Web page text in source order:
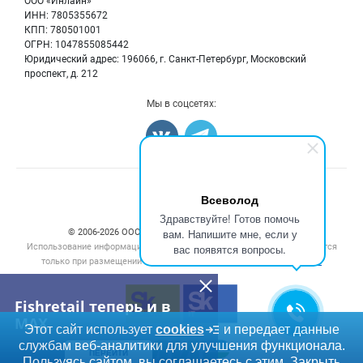
Всеволод
Здравствуйте! Готов помочь
вам. Напишите мне, если у
вас появятся вопросы.
Fishretail теперь и в
MAX
ПЕРЕЙТИ
ИНН: 7805355672
КПП: 780501001
ОГРН: 1047855085442
Юридический адрес: 196066, г. Санкт-Петербург, Московский
проспект, д. 212
Блог
Мы в соцсетях:
Счетчики, авторское право, логотипы
© 2006‑2026 ООО “Инлайн”. 12+ Все права защищены.
Использование информации, размещенной на данном сайте, допускается
только при размещении активной гиперссылки на сайт
fishretail.ru
Этот сайт использует cookies
и передает данные
службам веб-аналитики для улучшения функционала.